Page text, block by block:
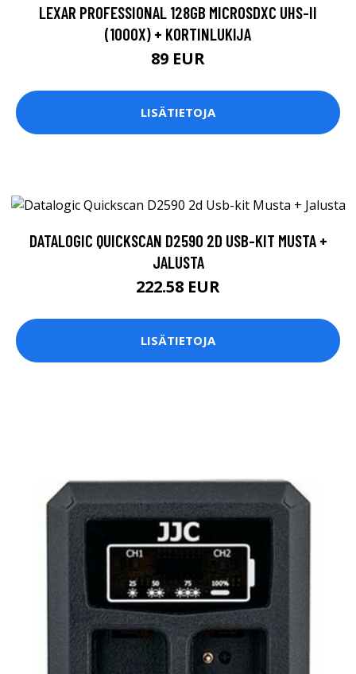
LEXAR PROFESSIONAL 128GB MICROSDXC UHS-II
(1000X) + KORTINLUKIJA
89 EUR
LISÄTIETOJA
DATALOGIC QUICKSCAN D2590 2D USB-KIT MUSTA +
JALUSTA
222.58 EUR
LISÄTIETOJA